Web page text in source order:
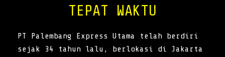
TEPAT WAKTU
PT Palembang Express Utama telah berdiri
sejak 34 tahun lalu, berlokasi di Jakarta